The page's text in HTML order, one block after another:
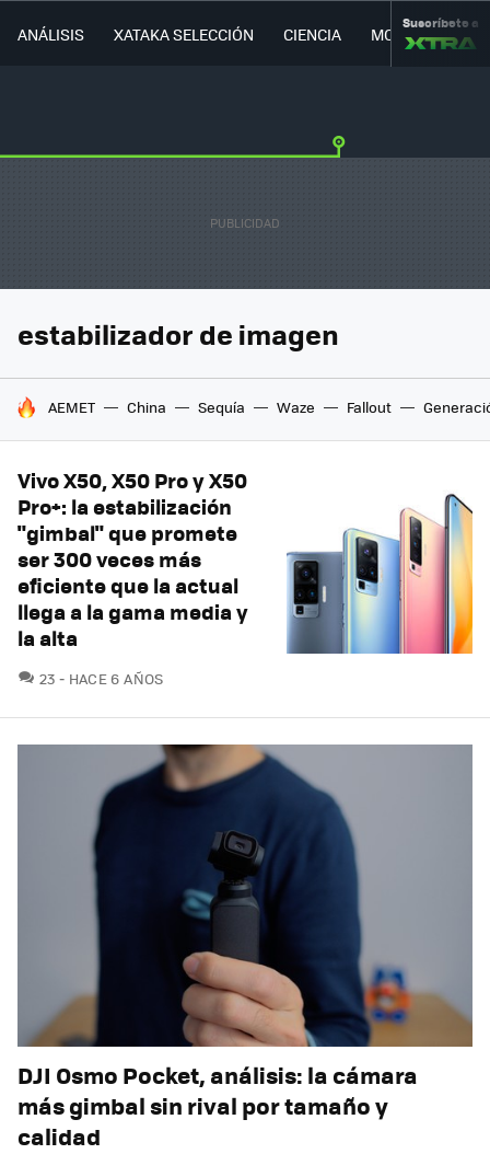
ANÁLISIS XATAKA SELECCIÓN CIENCIA MOVILIDAD
Suscríbete a
estabilizador de imagen
HOY SE HABLA DE
AEMET China Sequía Waze Fallout
Vivo X50, X50 Pro y X50
Pro+: la estabilización
"gimbal" que promete
ser 300 veces más
eficiente que la actual
llega a la gama media y
la alta
23 COMENTARIOS
HACE 6 AÑOS
DJI Osmo Pocket, análisis: la cámara
más gimbal sin rival por tamaño y
calidad